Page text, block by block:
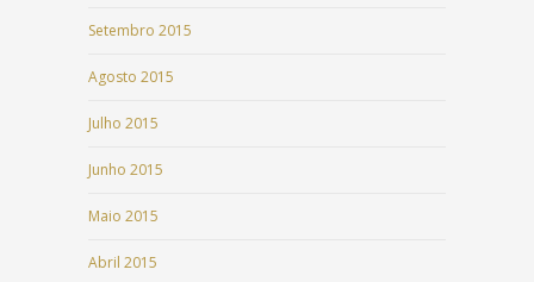
Setembro 2015
Agosto 2015
Julho 2015
Junho 2015
Maio 2015
Abril 2015